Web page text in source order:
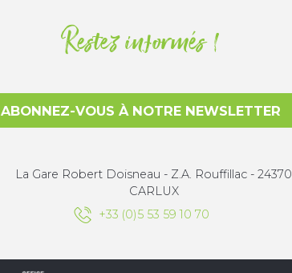
Restez informés !
ABONNEZ-VOUS À NOTRE NEWSLETTER
La Gare Robert Doisneau - Z.A. Rouffillac - 24370
CARLUX
+33 (0)5 53 59 10 70